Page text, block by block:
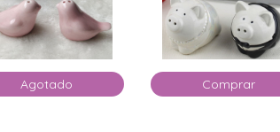
Agotado Comprar